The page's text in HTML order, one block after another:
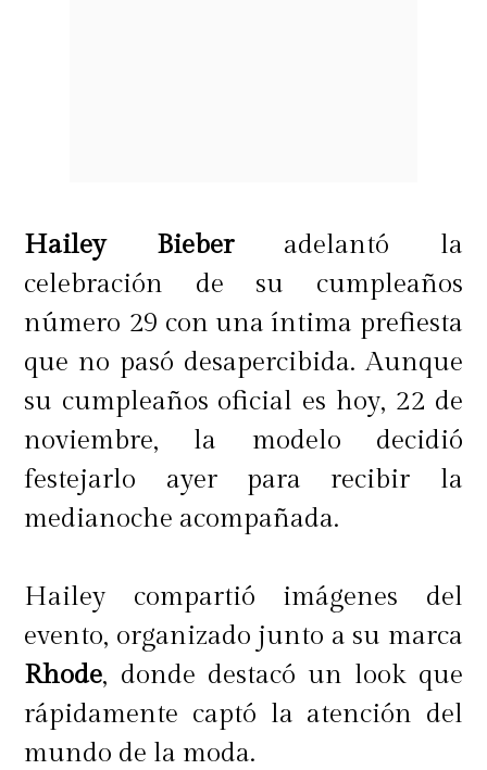
Hailey Bieberadelantó la
celebración de su cumpleaños
número 29 con una íntima prefiesta
que no pasó desapercibida. Aunque
su cumpleaños oficial es hoy, 22 de
noviembre, la modelo decidió
festejarlo ayer para recibir la
medianoche acompañada.
Hailey compartió imágenes del
evento, organizado junto a su marca
Rhode, donde destacó un look que
rápidamente captó la atención del
mundo de la moda.